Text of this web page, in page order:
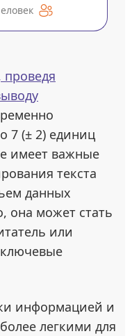
7 (± 2) единиц
имеет важные
текста
данных
она может стать
или
ключевые
информацией и
легкими для